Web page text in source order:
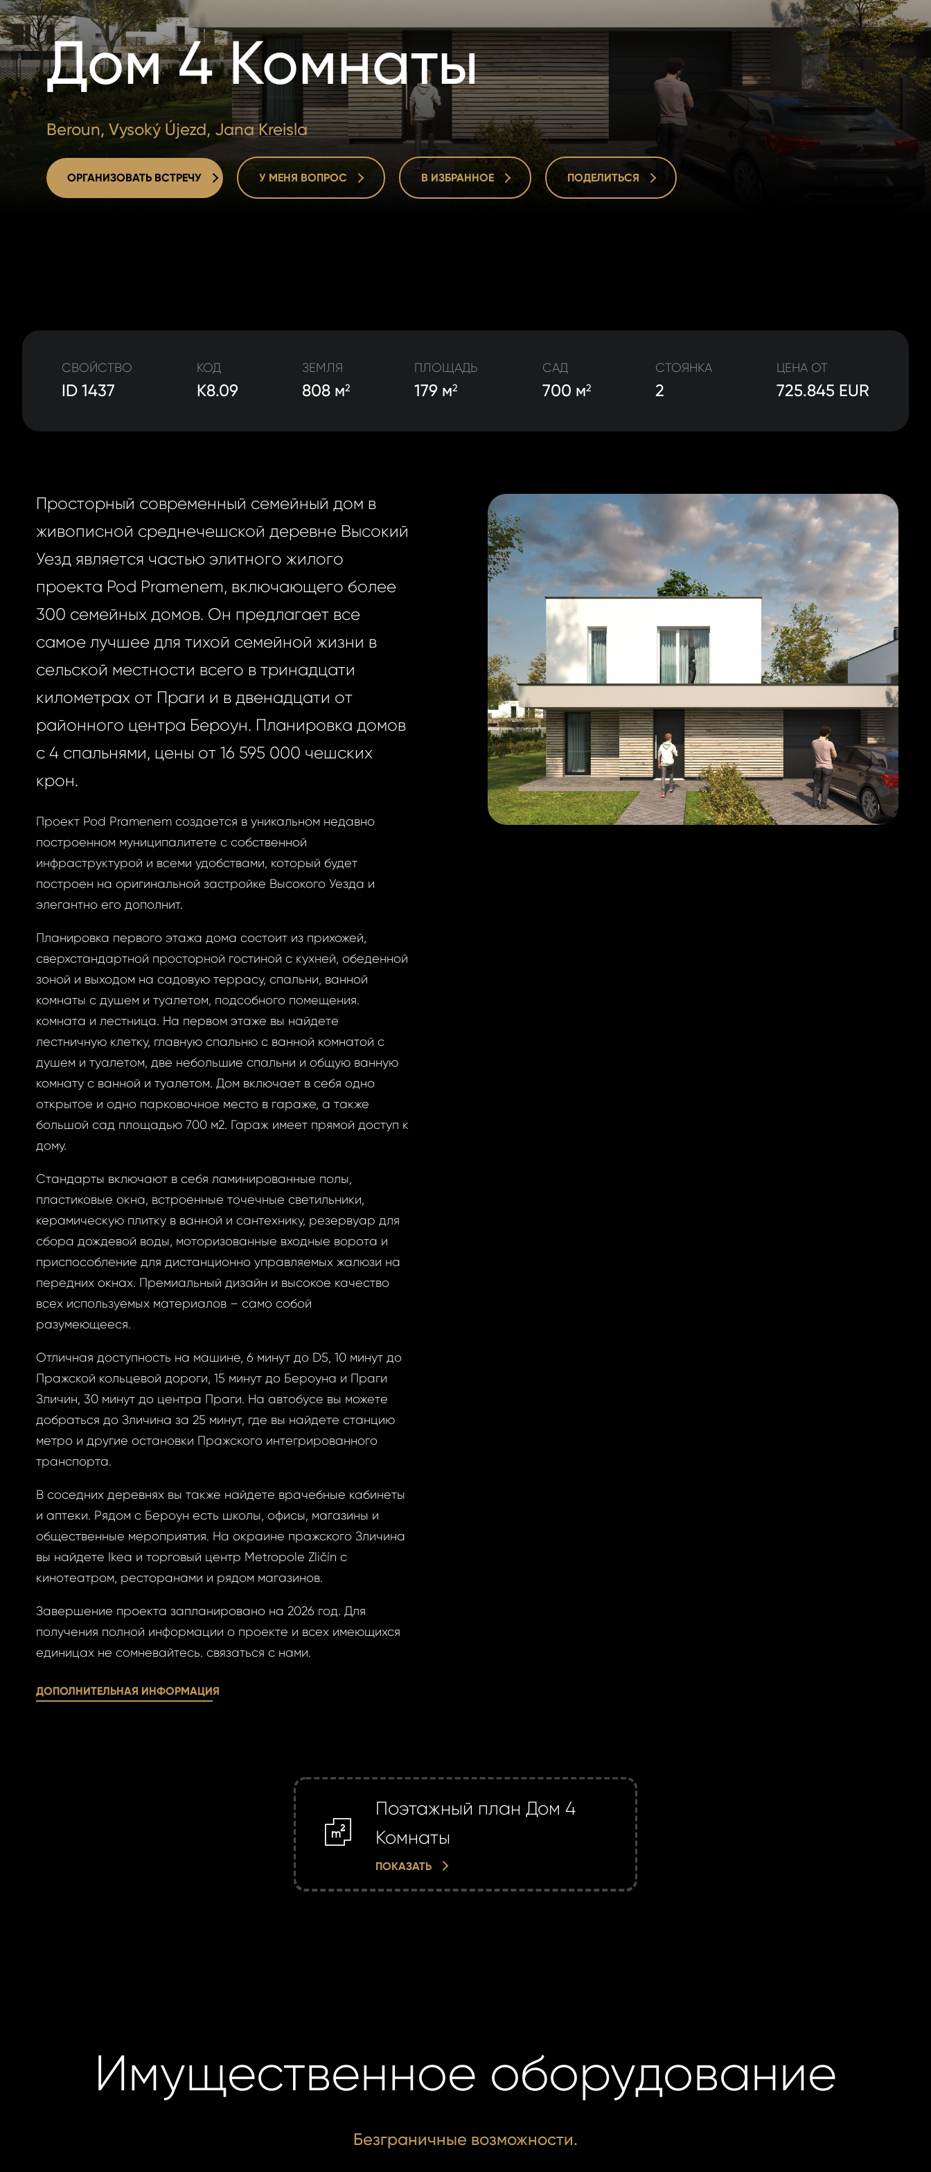
Дом 4 Комнаты
Beroun, Vysoký Újezd, Jana Kreisla
ОРГАНИЗОВАТЬ ВСТРЕЧУ У МЕНЯ ВОПРОС В ИЗБРАННОЕ ПОДЕЛИТЬСЯ
СВОЙСТВО
ID 1437
КОД
K8.09
ЗЕМЛЯ
808 м2
ПЛОЩАДЬ
179 м2
САД
700 м2
СТОЯНКА
2
ЦЕНА ОТ
725.845 EUR
Просторный современный семейный дом в
живописной среднечешской деревне Высокий
Уезд является частью элитного жилого
проекта Pod Pramenem, включающего более
300 семейных домов. Он предлагает все
самое лучшее для тихой семейной жизни в
сельской местности всего в тринадцати
километрах от Праги и в двенадцати от
районного центра Бероун. Планировка домов
с 4 спальнями, цены от 16 595 000 чешских
крон.
Проект Pod Pramenem создается в уникальном недавно
построенном муниципалитете с собственной
инфраструктурой и всеми удобствами, который будет
построен на оригинальной застройке Высокого Уезда и
элегантно его дополнит.
Планировка первого этажа дома состоит из прихожей,
сверхстандартной просторной гостиной с кухней, обеденной
зоной и выходом на садовую террасу, спальни, ванной
комнаты с душем и туалетом, подсобного помещения.
комната и лестница. На первом этаже вы найдете
лестничную клетку, главную спальню с ванной комнатой с
душем и туалетом, две небольшие спальни и общую ванную
комнату с ванной и туалетом. Дом включает в себя одно
открытое и одно парковочное место в гараже, а также
большой сад площадью 700 м2. Гараж имеет прямой доступ к
дому.
Стандарты включают в себя ламинированные полы,
пластиковые окна, встроенные точечные светильники,
керамическую плитку в ванной и сантехнику, резервуар для
сбора дождевой воды, моторизованные входные ворота и
приспособление для дистанционно управляемых жалюзи на
передних окнах. Премиальный дизайн и высокое качество
всех используемых материалов – само собой
разумеющееся.
Отличная доступность на машине, 6 минут до D5, 10 минут до
Пражской кольцевой дороги, 15 минут до Бероуна и Праги
Зличин, 30 минут до центра Праги. На автобусе вы можете
добраться до Зличина за 25 минут, где вы найдете станцию ​​
метро и другие остановки Пражского интегрированного
транспорта.
В соседних деревнях вы также найдете врачебные кабинеты
и аптеки. Рядом с Бероун есть школы, офисы, магазины и
общественные мероприятия. На окраине пражского Зличина
вы найдете Ikea и торговый центр Metropole Zličín с
кинотеатром, ресторанами и рядом магазинов.
Завершение проекта запланировано на 2026 год. Для
получения полной информации о проекте и всех имеющихся
единицах не сомневайтесь. связаться с нами.
ДОПОЛНИТЕЛЬНАЯ ИНФОРМАЦИЯ
Поэтажный план Дом 4
Комнаты
ПОКАЗАТЬ
Имущественное оборудование
Безграничные возможности.
ПОЧТЕ
её сейчас
где вы можете
пароль.
авторизации.